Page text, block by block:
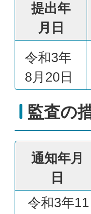
提出年
月日
令和3年
8月20日
監査の
通知年月
日
令和3年11